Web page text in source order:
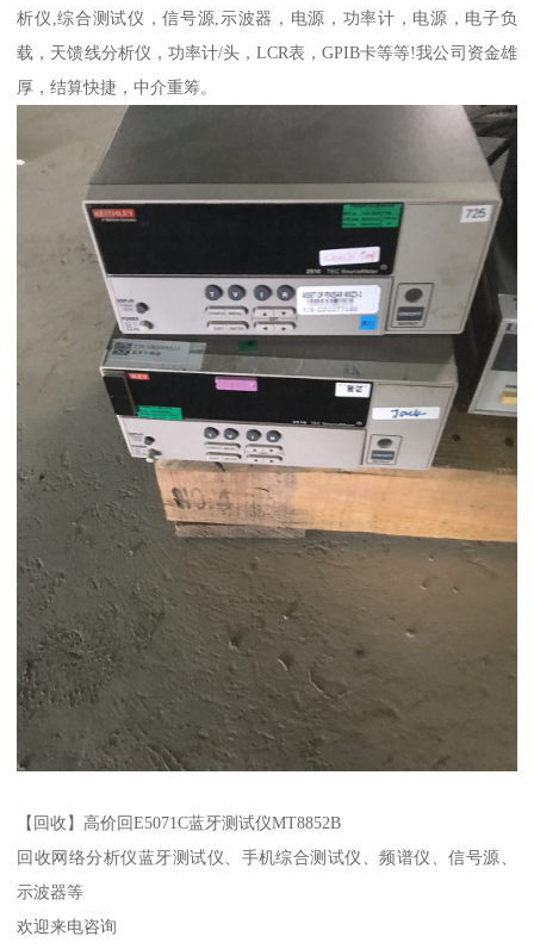
析仪,综合测试仪，信号源,示波器，电源，功率计，电源，电子负
载，天馈线分析仪，功率计/头，LCR表，GPIB卡等等!我公司资金雄
厚，结算快捷，中介重筹。
【回收】高价回E5071C蓝牙测试仪MT8852B
回收网络分析仪蓝牙测试仪、手机综合测试仪、频谱仪、信号源、
示波器等
欢迎来电咨询